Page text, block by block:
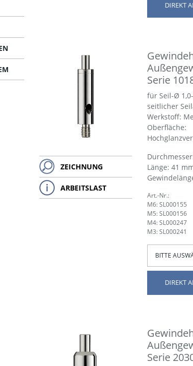
DIREKT
ZEICHNUNG
ARBEITSLAST
Serie
für Seil-Ø
seitlicher
Werkstoff:
Oberfläche:
Länge: 41
Art.-Nr.:
M6: SL000155
M5: SL000156
M4: SL000247
M3: SL000241
DIREKT
Serie